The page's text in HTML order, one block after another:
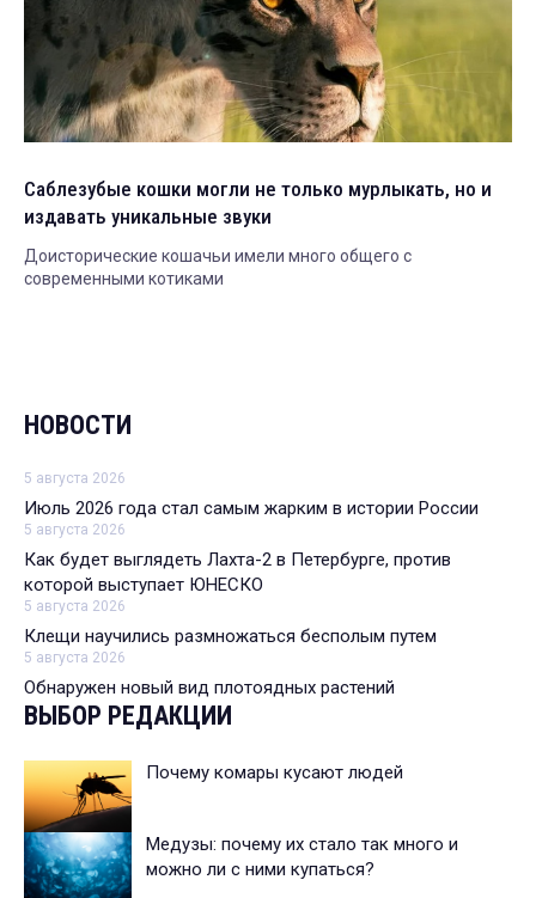
Саблезубые кошки могли не только мурлыкать, но и
издавать уникальные звуки
Доисторические кошачьи имели много общего с
современными котиками
НОВОСТИ
5 августа 2026
Июль 2026 года стал самым жарким в истории России
5 августа 2026
Как будет выглядеть Лахта-2 в Петербурге, против
которой выступает ЮНЕСКО
5 августа 2026
Клещи научились размножаться бесполым путем
5 августа 2026
Обнаружен новый вид плотоядных растений
ВЫБОР РЕДАКЦИИ
Почему комары кусают людей
Медузы: почему их стало так много и
можно ли с ними купаться?